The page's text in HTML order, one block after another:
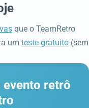
que o TeamRetro
um teste gratuito (sem
evento retrô